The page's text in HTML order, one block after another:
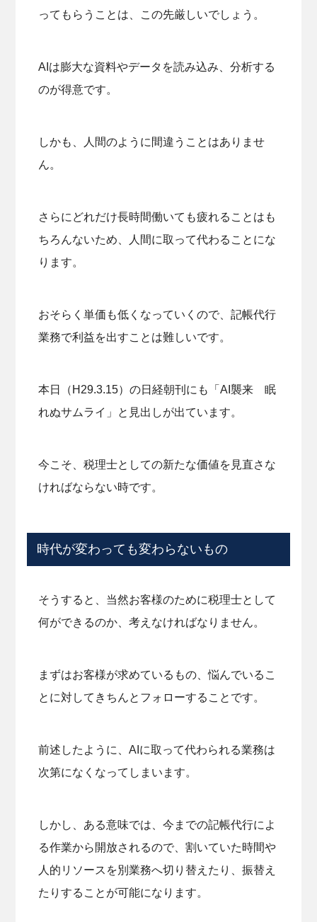
ってもらうことは、この先厳しいでしょう。
AIは膨大な資料やデータを読み込み、分析する
のが得意です。
しかも、人間のように間違うことはありませ
ん。
さらにどれだけ長時間働いても疲れることはも
ちろんないため、人間に取って代わることにな
ります。
おそらく単価も低くなっていくので、記帳代行
業務で利益を出すことは難しいです。
本日（H29.3.15）の日経朝刊にも「AI襲来 眠
れぬサムライ」と見出しが出ています。
今こそ、税理士としての新たな価値を見直さな
ければならない時です。
時代が変わっても変わらないもの
そうすると、当然お客様のために税理士として
何ができるのか、考えなければなりません。
まずはお客様が求めているもの、悩んでいるこ
とに対してきちんとフォローすることです。
前述したように、AIに取って代わられる業務は
次第になくなってしまいます。
しかし、ある意味では、今までの記帳代行によ
る作業から開放されるので、割いていた時間や
人的リソースを別業務へ切り替えたり、振替え
たりすることが可能になります。